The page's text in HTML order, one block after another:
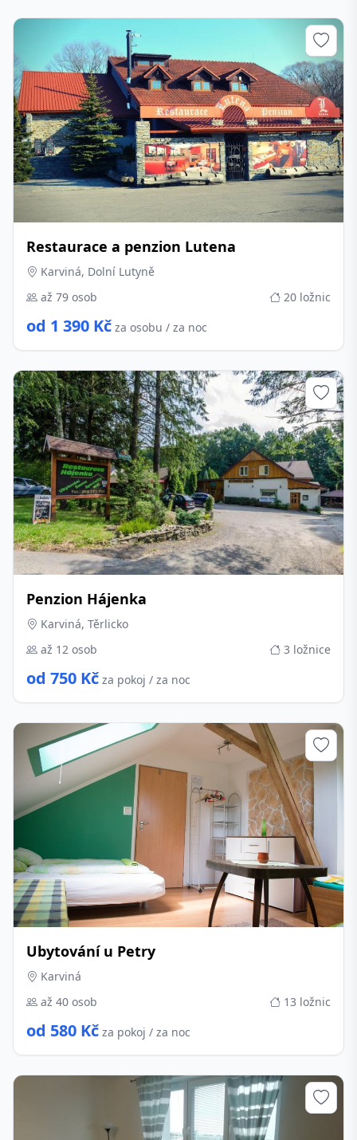
Restaurace a penzion Lutena
Karviná, Dolní Lutyně
až 79 osob
20 ložnic
od 1 390 Kč za osobu / za noc
Penzion Hájenka
Karviná, Těrlicko
až 12 osob
3 ložnice
od 750 Kč za pokoj / za noc
Ubytování u Petry
Karviná
až 40 osob
13 ložnic
od 580 Kč za pokoj / za noc